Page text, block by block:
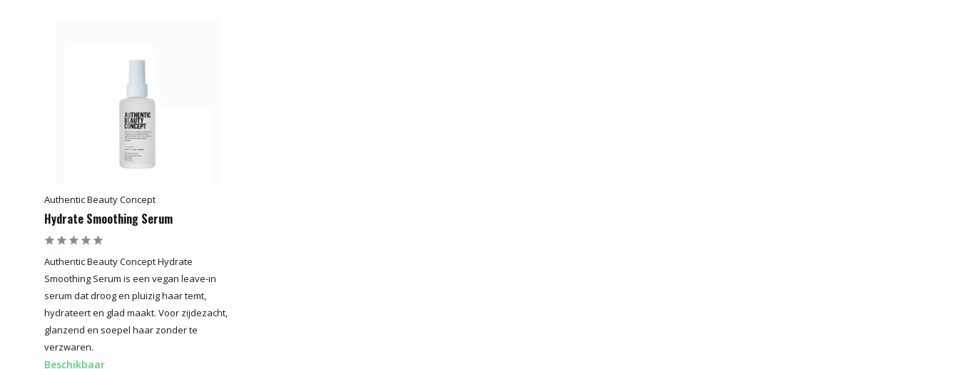
Authentic Beauty Concept
Hydrate Smoothing Serum
Authentic Beauty Concept Hydrate
Smoothing Serum is een vegan leave-in
serum dat droog en pluizig haar temt,
hydrateert en glad maakt. Voor zijdezacht,
glanzend en soepel haar zonder te
verzwaren.
Beschikbaar